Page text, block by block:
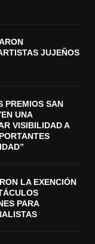
JUJEÑOS
PREMIOS SAN
UNA
VISIBILIDAD A
LA EXENCIÓN
PARA